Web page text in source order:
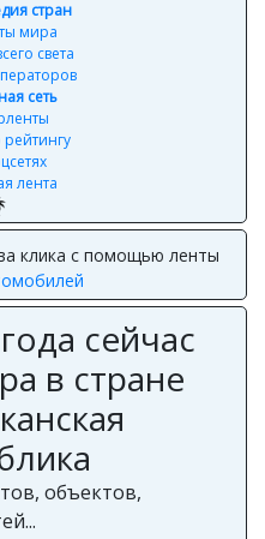
стран
мира
света
сеть
лента
клика с помощью ленты
сейчас
в стране
объектов,